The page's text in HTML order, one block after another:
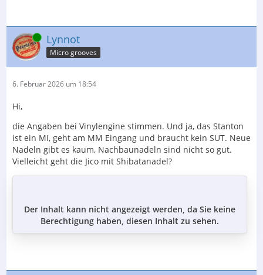
Online Lynnot
Micro grooves
6. Februar 2026 um 18:54
Hi,
die Angaben bei Vinylengine stimmen. Und ja, das Stanton
ist ein MI, geht am MM Eingang und braucht kein SUT. Neue
Nadeln gibt es kaum, Nachbaunadeln sind nicht so gut.
Vielleicht geht die Jico mit Shibatanadel?
Der Inhalt kann nicht angezeigt werden, da Sie keine
Berechtigung haben, diesen Inhalt zu sehen.